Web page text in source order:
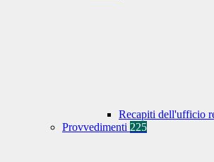
Recapiti dell'ufficio
Provvedimenti 225